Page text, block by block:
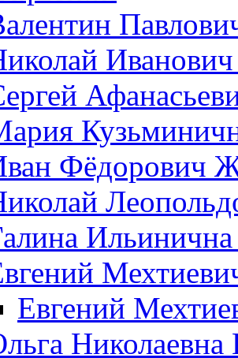
Иванович
Фёдорович
Евгений
Николаевна